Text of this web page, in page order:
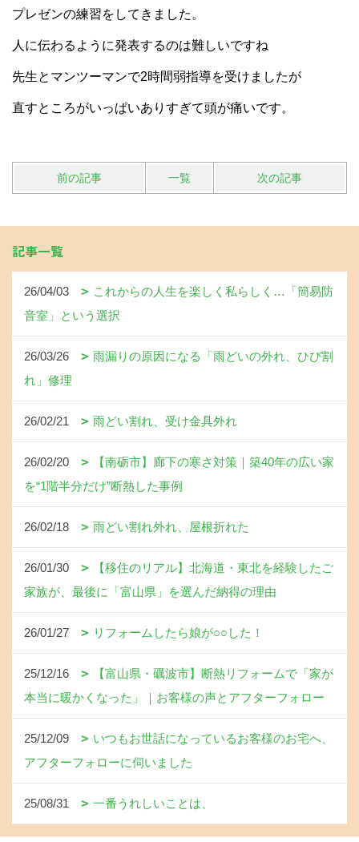
プレゼンの練習をしてきました。
人に伝わるように発表するのは難しいですね
先生とマンツーマンで2時間弱指導を受けましたが
直すところがいっぱいありすぎて頭が痛いです。
前の記事 一覧 次の記事
記事一覧
26/04/03
これからの人生を楽しく私らしく…「簡易防
音室」という選択
26/03/26
雨漏りの原因になる「雨どいの外れ、ひび割
れ」修理
26/02/21 雨どい割れ、受け金具外れ
26/02/20
【南砺市】廊下の寒さ対策｜築40年の広い家
を“1階半分だけ”断熱した事例
26/02/18 雨どい割れ外れ、屋根折れた
26/01/30
【移住のリアル】北海道・東北を経験したご
家族が、最後に「富山県」を選んだ納得の理由
26/01/27 リフォームしたら娘が○○した！
25/12/16
【富山県・礪波市】断熱リフォームで「家が
本当に暖かくなった」｜お客様の声とアフターフォロー
25/12/09
いつもお世話になっているお客様のお宅へ、
アフターフォローに伺いました
25/08/31 一番うれしいことは、